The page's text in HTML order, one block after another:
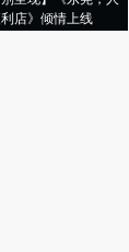
店》倾情上线